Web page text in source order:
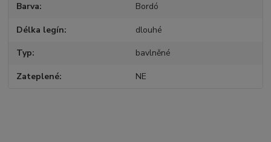
Barva Bordó
Délka legín dlouhé
Typ bavlněné
Zateplené NE